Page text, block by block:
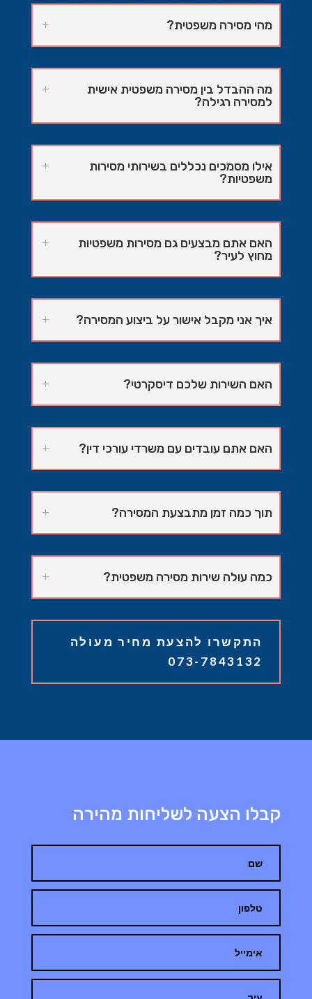
מהי מסירה משפטית?
מה ההבדל בין מסירה משפטית אישית
למסירה רגילה?
אילו מסמכים נכללים בשירותי מסירות
משפטיות?
האם אתם מבצעים גם מסירות משפטיות
מחוץ לעיר?
איך אני מקבל אישור על ביצוע המסירה?
האם השירות שלכם דיסקרטי?
האם אתם עובדים עם משרדי עורכי דין?
תוך כמה זמן מתבצעת המסירה?
כמה עולה שירות מסירה משפטית?
התקשרו להצעת מחיר מעולה
073-7843132
קבלו הצעה לשליחות מהירה